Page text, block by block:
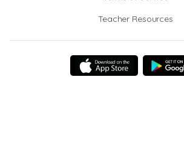
Teacher Resources